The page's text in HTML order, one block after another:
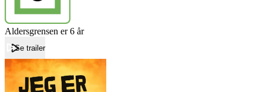
Aldersgrensen er 6 år
Se trailer
ForsideJeg er William